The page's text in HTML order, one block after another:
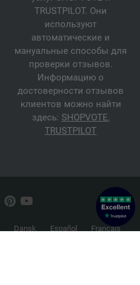
TRUSTPILOT. Они
используют
автоматические и
мануальные способы для
проверки отзывов.
Информацию о
достоверности отзывов
клиентов можно найти
здесь: SHOPVOTE,
TRUSTPILOT
Dansk Español
Français